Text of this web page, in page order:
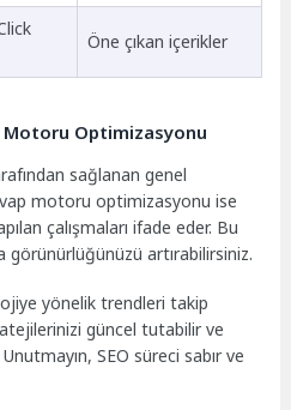
Öne çıkan içerikler
Motoru Optimizasyonu
sağlanan genel
motoru optimizasyonu ise
çalışmaları ifade eder. Bu
artırabilirsiniz.
yönelik trendleri takip
güncel tutabilir ve
SEO süreci sabır ve